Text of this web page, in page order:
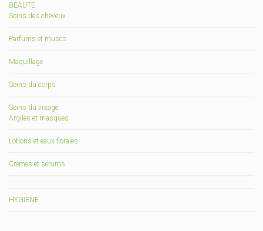
BEAUTE
Soins des cheveux
Parfums et muscs
Maquillage
Soins du corps
Soins du visage
Argiles et masques
Lotions et eaux florales
Crèmes et sérums
HYGIENE